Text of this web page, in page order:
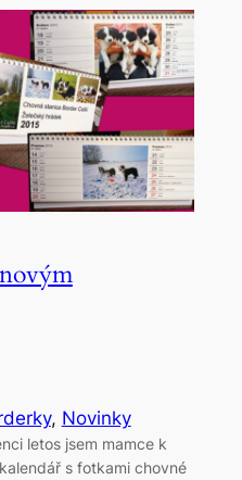
, Novinky
letos jsem mamce k
s fotkami chovné